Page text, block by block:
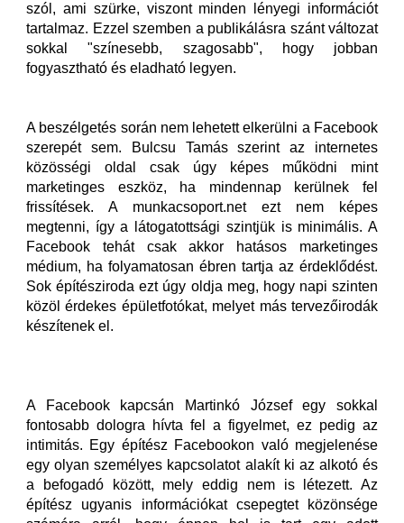
szól, ami szürke, viszont minden lényegi információt
tartalmaz. Ezzel szemben a publikálásra szánt változat
sokkal "színesebb, szagosabb", hogy jobban
fogyasztható és eladható legyen.
A beszélgetés során nem lehetett elkerülni a Facebook
szerepét sem. Bulcsu Tamás szerint az internetes
közösségi oldal csak úgy képes működni mint
marketinges eszköz, ha mindennap kerülnek fel
frissítések. A munkacsoport.net ezt nem képes
megtenni, így a látogatottsági szintjük is minimális. A
Facebook tehát csak akkor hatásos marketinges
médium, ha folyamatosan ébren tartja az érdeklődést.
Sok építésziroda ezt úgy oldja meg, hogy napi szinten
közöl érdekes épületfotókat, melyet más tervezőirodák
készítenek el.
A Facebook kapcsán Martinkó József egy sokkal
fontosabb dologra hívta fel a figyelmet, ez pedig az
intimitás. Egy építész Facebookon való megjelenése
egy olyan személyes kapcsolatot alakít ki az alkotó és
a befogadó között, mely eddig nem is létezett. Az
építész ugyanis információkat csepegtet közönsége